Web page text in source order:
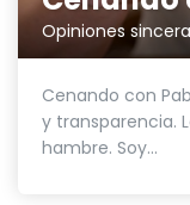
Opiniones
Cenando con
y transparencia.
hambre. Soy...